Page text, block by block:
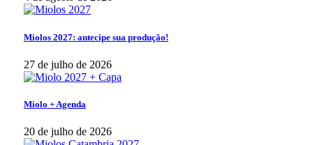
Miolos 2027: antecipe sua produção!
27 de julho de 2026
Miolo + Agenda
20 de julho de 2026